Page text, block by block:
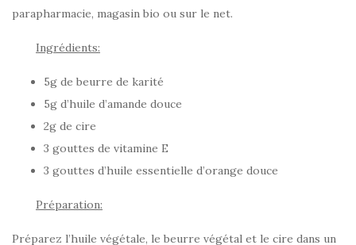
parapharmacie, magasin bio ou sur le net.
Ingrédients:
5g de beurre de karité
5g d’huile d’amande douce
2g de cire
3 gouttes de vitamine E
3 gouttes d’huile essentielle d’orange douce
Préparation:
Préparez l’huile végétale, le beurre végétal et le cire dans un